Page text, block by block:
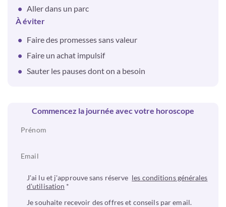
Aller dans un parc
À éviter
Faire des promesses sans valeur
Faire un achat impulsif
Sauter les pauses dont on a besoin
Commencez la journée avec votre horoscope
J'ai lu et j'approuve sans réserve les conditions générales
d'utilisation *
Je souhaite recevoir des offres et conseils par email.